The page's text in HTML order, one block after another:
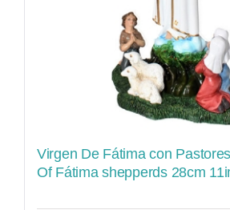
Virgen De Fátima con
Of Fátima shepperds 28cm